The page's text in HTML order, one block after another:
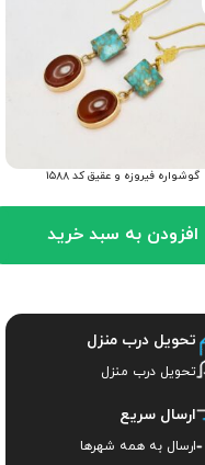
گوشواره فیروزه و عقیق کد ۱۵۸۸
افزودن به سبد خرید
تحویل درب منزل
تحویل درب منزل
ارسال سریع
ارسال به همه شهرها